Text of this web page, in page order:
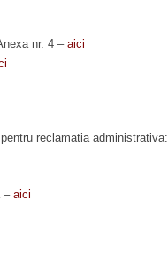
nr. 4 – aici
reclamatia administrativa:
– aici